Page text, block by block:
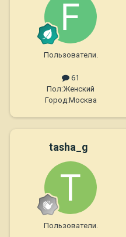
Пользователи.
61
Пол:Женский
Город:Москва
tasha_g
Пользователи.